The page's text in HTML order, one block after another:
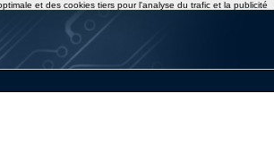
et des cookies tiers pour l'analyse du trafic et la publicité